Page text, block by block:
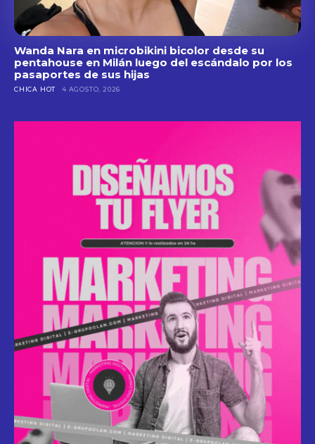
Wanda Nara en microbikini bicolor desde su
pentahouse en Milán luego del escándalo por los
pasaportes de sus hijas
CHICA HOT 4 AGOSTO, 2026